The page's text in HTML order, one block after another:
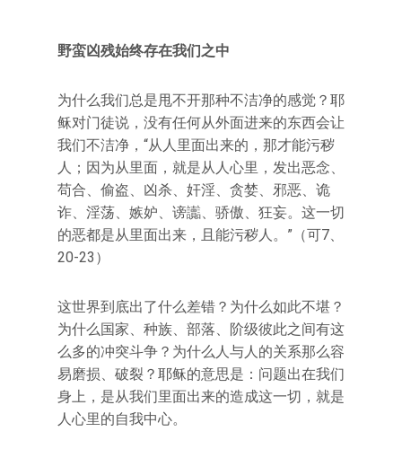
野蛮凶残始终存在我们之中
为什么我们总是甩不开那种不洁净的感觉？耶
稣对门徒说，没有任何从外面进来的东西会让
我们不洁净，“从人里面出来的，那才能污秽
人；因为从里面，就是从人心里，发出恶念、
苟合、偷盗、凶杀、奸淫、贪婪、邪恶、诡
诈、淫荡、嫉妒、谤讟、骄傲、狂妄。这一切
的恶都是从里面出来，且能污秽人。”（可7、
20-23）
这世界到底出了什么差错？为什么如此不堪？
为什么国家、种族、部落、阶级彼此之间有这
么多的冲突斗争？为什么人与人的关系那么容
易磨损、破裂？耶稣的意思是：问题出在我们
身上，是从我们里面出来的造成这一切，就是
人心里的自我中心。